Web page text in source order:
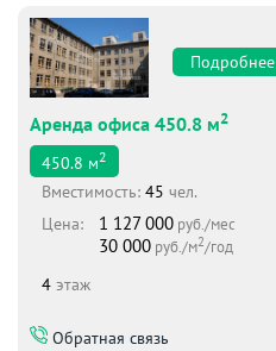
Подробнее
Аренда офиса 450.8 м2
450.8 м2
Вместимоcть: 45 чел.
Цена:
1 127 000 руб./мес
30 000 руб./м2/год
4 этаж
Обратная связь